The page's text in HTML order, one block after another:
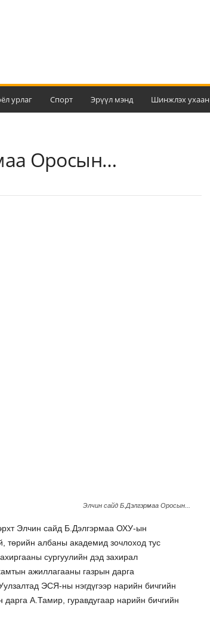
урлаг Спорт Эрүүл мэнд Шинжлэх ухаан
Оросын…
Элчин сайд Б.Дэлгэрмаа Оросын...
Элчин сайд Б.Дэлгэрмаа ОХУ-ын
төрийн албаны академид зочлоход тус
сургуулийн дэд захирал
ажиллагааны газрын дарга
ЭСЯ-ны нэгдүгээр нарийн бичгийн
А.Тамир, гуравдугаар нарийн бичгийн